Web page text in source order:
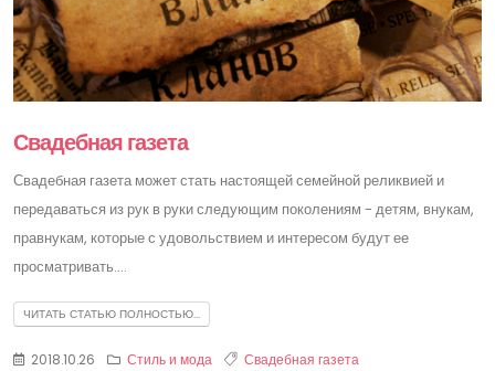
Свадебная газета
Свадебная газета может стать настоящей семейной реликвией и
передаваться из рук в руки следующим поколениям - детям, внукам,
правнукам, которые с удовольствием и интересом будут ее
просматривать....
ЧИТАТЬ СТАТЬЮ ПОЛНОСТЬЮ...
2018.10.26 Стиль и мода
Свадебная газета